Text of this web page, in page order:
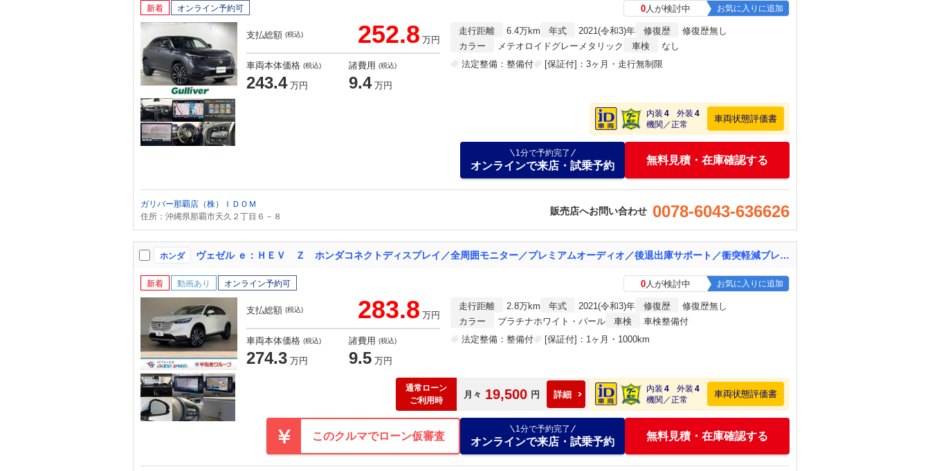
新着 オンライン予約可 0人が検討中 お気に入りに追加
支払総額 (税込) 252.8 万円
車両本体価格 (税込)
243.4 万円
諸費用 (税込)
9.4 万円
走行距離 6.4万km 年式 2021(令和3)年 修復歴
修復歴無し
カラー
メテオロイドグレーメタリック 車検
なし
法定整備：整備付
[保証付]：3ヶ月・走行無制限
内装 4 外装 4
機関／正常
車両状態評価書
1分で予約完了
オンラインで来店・試乗予約 無料見積・在庫確認する
ガリバー那覇店（株）ＩＤＯＭ
住所：沖縄県那覇市天久２丁目６－８
販売店へお問い合わせ 0078-6043-636626
ホンダ ヴェゼル ｅ：ＨＥＶ Ｚ ホンダコネクトディスプレイ／全周囲モニター／プレミアムオーディオ／後退出庫サポート／衝突軽減ブレーキ／追従式クルーズコントロール／レーンキープ／ブラインドスポットモニター／電動リアゲート
新着 動画あり オンライン予約可 0人が検討中 お気に入りに追加
支払総額 (税込) 283.8 万円
車両本体価格 (税込)
274.3 万円
諸費用 (税込)
9.5 万円
走行距離 2.8万km 年式 2021(令和3)年 修復歴
修復歴無し
カラー
プラチナホワイト・パール 車検
車検整備付
法定整備：整備付
[保証付]：1ヶ月・1000km
通常ローン
ご利用時
月々 19,500 円 詳細
内装 4 外装 4
機関／正常
車両状態評価書
このクルマでローン仮審査
1分で予約完了
オンラインで来店・試乗予約 無料見積・在庫確認する